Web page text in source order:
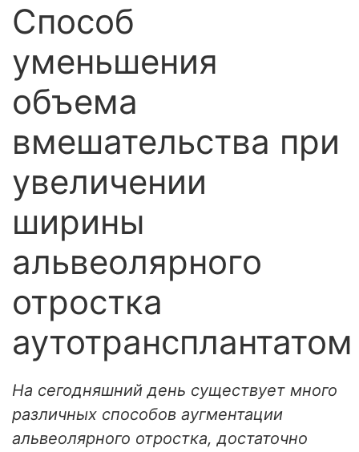
Способ
уменьшения
объема
вмешательства при
увеличении
ширины
альвеолярного
отростка
аутотрансплантатом
На сегодняшний день существует много
различных способов аугментации
альвеолярного отростка, достаточно